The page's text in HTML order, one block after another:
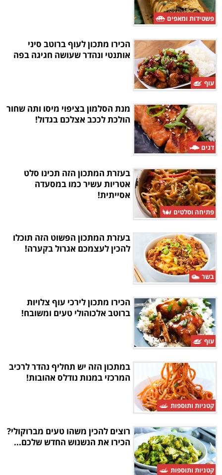
פשטידות ומאפים
עוף
הכירו מתכון לעוף ברוטב סיני
אותנטי ונהדר שעושה חגיגה בפה
דגים
מנת הסלמון בציפוי מיסו ותה שחור
הולכת לככב אצלכם בגדול!
פתיחה וסלטים
בעזרת המתכון הזה תכינו סלט
אטריות עשיר כמו במסעדה
אסייתית!
בשר
בעזרת המתכון הפשוט הזה תוכלו
להכין לעצמכם אגרול בקערה!
עוף
הכירו מתכון לירכי עוף צלויות
ברוטב אלכוהולי טעים ומשובח!
קטניות ותוספות
במתכון הזה יש תחליף נהדר לרכיב
המרכזי במנות נודלס אהובות!
קטניות ותוספות
רוצים להכין משהו טעים מברוקולי?
הכירו את הנשנוש החדש שלכם...